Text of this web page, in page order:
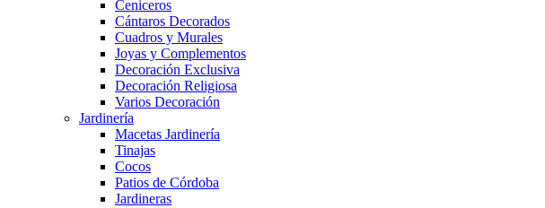
Ceniceros
Cántaros Decorados
Cuadros y Murales
Joyas y Complementos
Decoración Exclusiva
Decoración Religiosa
Varios Decoración
Jardinería
Macetas Jardinería
Tinajas
Cocos
Patios de Córdoba
Jardineras